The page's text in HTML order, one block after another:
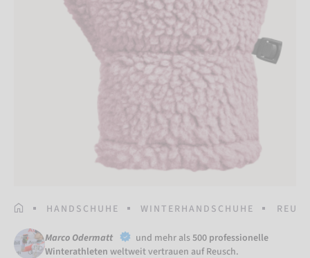
STARTSEITEHANDSCHUHE WINTERHANDSCHUHE
Marco Odermatt und mehr als500 professionelle
Winterathleten weltweit vertrauen auf Reusch.